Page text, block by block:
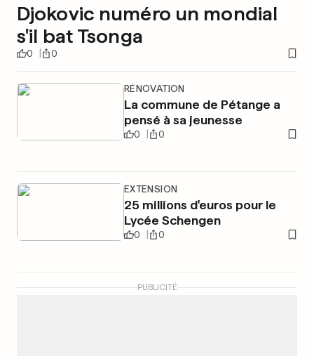
Djokovic numéro un mondial
s'il bat Tsonga
0 0
RÉNOVATION
La commune de Pétange a
pensé à sa jeunesse
0 0
EXTENSION
25 millions d'euros pour le
Lycée Schengen
0 0
PUBLICITÉ